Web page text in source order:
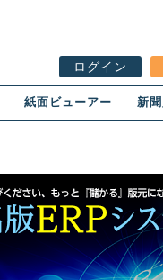
ログイン
紙面ビューアー 新